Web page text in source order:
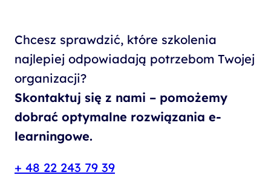
Chcesz sprawdzić, które szkolenia
najlepiej odpowiadają potrzebom Twojej
organizacji?
Skontaktuj się z nami – pomożemy
dobrać optymalne rozwiązania e-
learningowe.
+ 48 22 243 79 39